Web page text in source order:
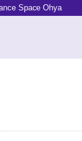
Space Ohya